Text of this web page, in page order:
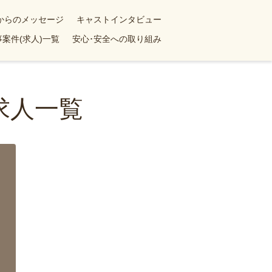
らのメッセージ
キャストインタビュー
案件(求人)一覧 安心･安全への取り組み
人一覧